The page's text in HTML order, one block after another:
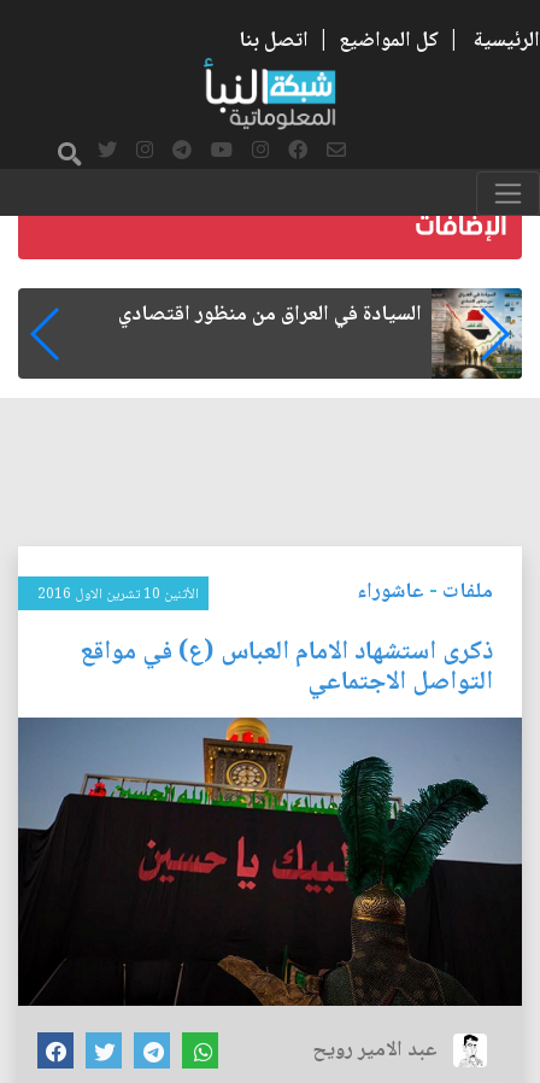
الرئيسية | كل المواضيع | اتصل بنا
ما بعد الأربعين.. كيف اتسعت الزيارة من هويتها
ملفات - عاشوراء الأثنين 10 تشرين الاول 2016
ذكرى استشهاد الامام العباس (ع) في مواقع
التواصل الاجتماعي
عبد الامير رويح